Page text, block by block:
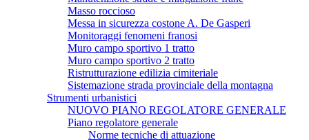
Masso roccioso
Messa in sicurezza costone A. De Gasperi
Monitoraggi fenomeni franosi
Muro campo sportivo 1 tratto
Muro campo sportivo 2 tratto
Ristrutturazione edilizia cimiteriale
Sistemazione strada provinciale della montagna
Strumenti urbanistici
NUOVO PIANO REGOLATORE GENERALE
Piano regolatore generale
Norme tecniche di attuazione